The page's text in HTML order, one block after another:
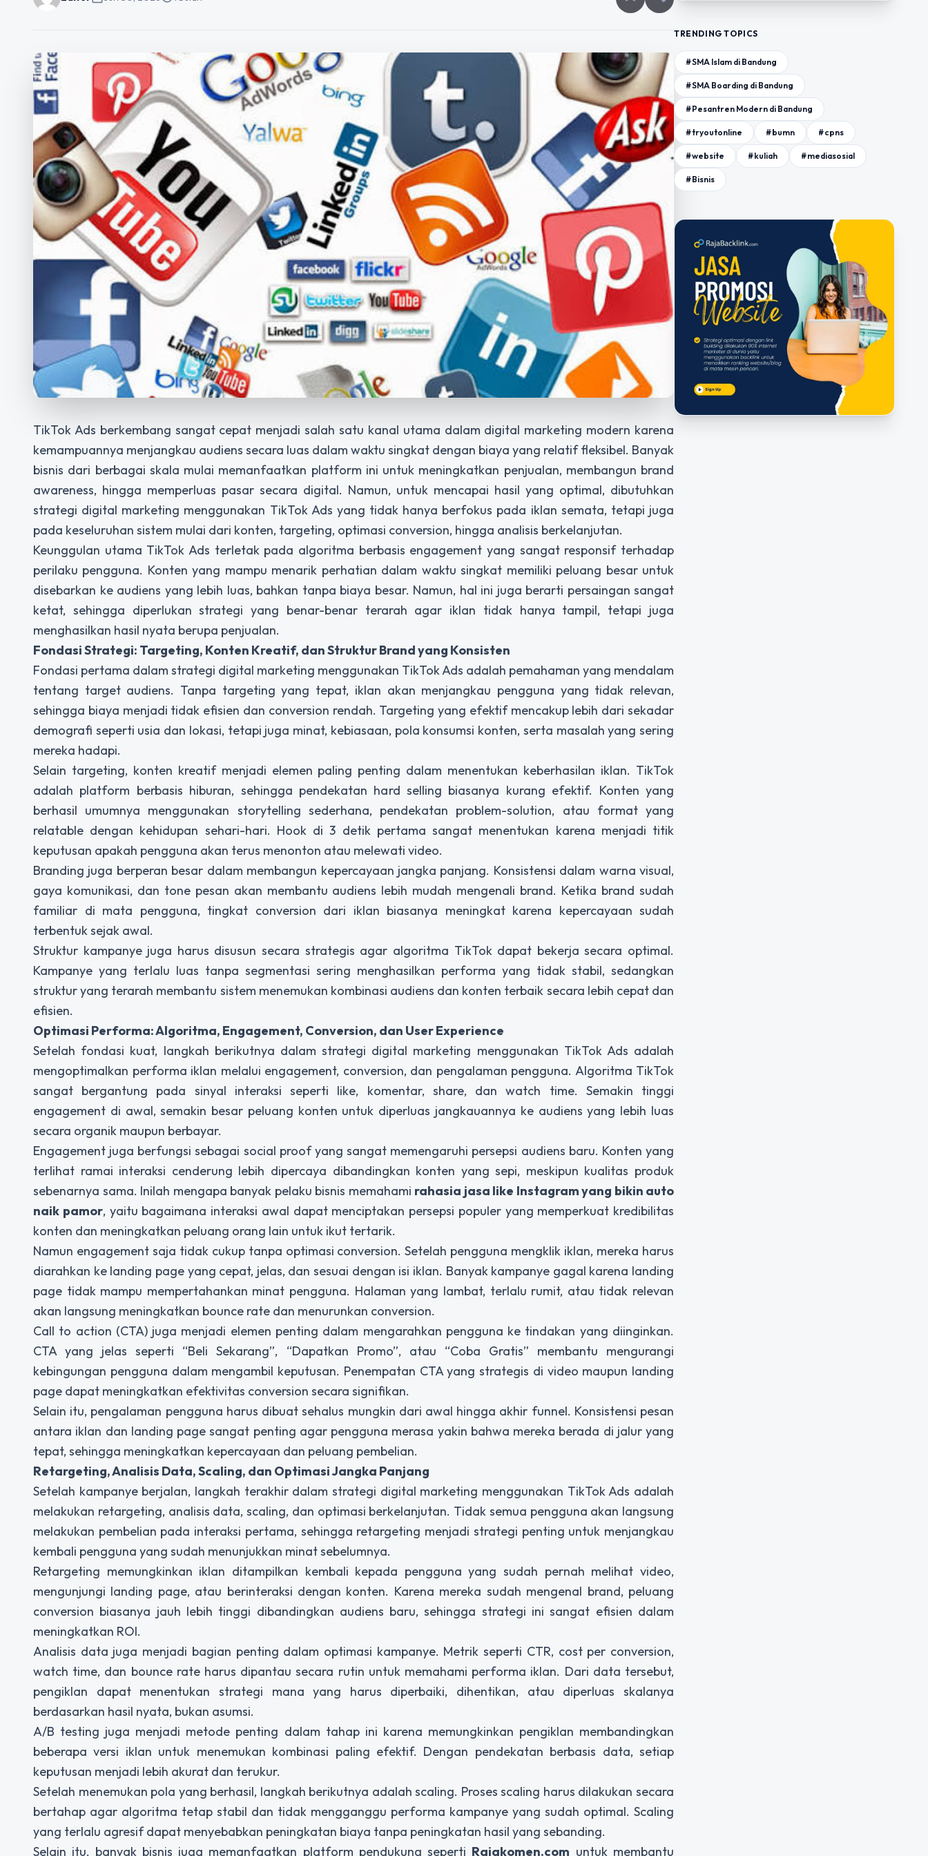
TikTok Ads berkembang sangat cepat menjadi salah satu kanal utama dalam digital marketing modern karena
kemampuannya menjangkau audiens secara luas dalam waktu singkat dengan biaya yang relatif fleksibel. Banyak
bisnis dari berbagai skala mulai memanfaatkan platform ini untuk meningkatkan penjualan, membangun brand
awareness, hingga memperluas pasar secara digital. Namun, untuk mencapai hasil yang optimal, dibutuhkan
strategi digital marketing menggunakan TikTok Ads yang tidak hanya berfokus pada iklan semata, tetapi juga
pada keseluruhan sistem mulai dari konten, targeting, optimasi conversion, hingga analisis berkelanjutan.
Keunggulan utama TikTok Ads terletak pada algoritma berbasis engagement yang sangat responsif terhadap
perilaku pengguna. Konten yang mampu menarik perhatian dalam waktu singkat memiliki peluang besar untuk
disebarkan ke audiens yang lebih luas, bahkan tanpa biaya besar. Namun, hal ini juga berarti persaingan sangat
ketat, sehingga diperlukan strategi yang benar-benar terarah agar iklan tidak hanya tampil, tetapi juga
menghasilkan hasil nyata berupa penjualan.
Fondasi Strategi: Targeting, Konten Kreatif, dan Struktur Brand yang Konsisten
Fondasi pertama dalam strategi digital marketing menggunakan TikTok Ads adalah pemahaman yang mendalam
tentang target audiens. Tanpa targeting yang tepat, iklan akan menjangkau pengguna yang tidak relevan,
sehingga biaya menjadi tidak efisien dan conversion rendah. Targeting yang efektif mencakup lebih dari sekadar
demografi seperti usia dan lokasi, tetapi juga minat, kebiasaan, pola konsumsi konten, serta masalah yang sering
mereka hadapi.
Selain targeting, konten kreatif menjadi elemen paling penting dalam menentukan keberhasilan iklan. TikTok
adalah platform berbasis hiburan, sehingga pendekatan hard selling biasanya kurang efektif. Konten yang
berhasil umumnya menggunakan storytelling sederhana, pendekatan problem-solution, atau format yang
relatable dengan kehidupan sehari-hari. Hook di 3 detik pertama sangat menentukan karena menjadi titik
keputusan apakah pengguna akan terus menonton atau melewati video.
Branding juga berperan besar dalam membangun kepercayaan jangka panjang. Konsistensi dalam warna visual,
gaya komunikasi, dan tone pesan akan membantu audiens lebih mudah mengenali brand. Ketika brand sudah
familiar di mata pengguna, tingkat conversion dari iklan biasanya meningkat karena kepercayaan sudah
terbentuk sejak awal.
Struktur kampanye juga harus disusun secara strategis agar algoritma TikTok dapat bekerja secara optimal.
Kampanye yang terlalu luas tanpa segmentasi sering menghasilkan performa yang tidak stabil, sedangkan
struktur yang terarah membantu sistem menemukan kombinasi audiens dan konten terbaik secara lebih cepat dan
efisien.
Optimasi Performa: Algoritma, Engagement, Conversion, dan User Experience
Setelah fondasi kuat, langkah berikutnya dalam strategi digital marketing menggunakan TikTok Ads adalah
mengoptimalkan performa iklan melalui engagement, conversion, dan pengalaman pengguna. Algoritma TikTok
sangat bergantung pada sinyal interaksi seperti like, komentar, share, dan watch time. Semakin tinggi
engagement di awal, semakin besar peluang konten untuk diperluas jangkauannya ke audiens yang lebih luas
secara organik maupun berbayar.
Engagement juga berfungsi sebagai social proof yang sangat memengaruhi persepsi audiens baru. Konten yang
terlihat ramai interaksi cenderung lebih dipercaya dibandingkan konten yang sepi, meskipun kualitas produk
sebenarnya sama. Inilah mengapa banyak pelaku bisnis memahami rahasia jasa like Instagram yang bikin auto
naik pamor, yaitu bagaimana interaksi awal dapat menciptakan persepsi populer yang memperkuat kredibilitas
konten dan meningkatkan peluang orang lain untuk ikut tertarik.
Namun engagement saja tidak cukup tanpa optimasi conversion. Setelah pengguna mengklik iklan, mereka harus
diarahkan ke landing page yang cepat, jelas, dan sesuai dengan isi iklan. Banyak kampanye gagal karena landing
page tidak mampu mempertahankan minat pengguna. Halaman yang lambat, terlalu rumit, atau tidak relevan
akan langsung meningkatkan bounce rate dan menurunkan conversion.
Call to action (CTA) juga menjadi elemen penting dalam mengarahkan pengguna ke tindakan yang diinginkan.
CTA yang jelas seperti “Beli Sekarang”, “Dapatkan Promo”, atau “Coba Gratis” membantu mengurangi
kebingungan pengguna dalam mengambil keputusan. Penempatan CTA yang strategis di video maupun landing
page dapat meningkatkan efektivitas conversion secara signifikan.
Selain itu, pengalaman pengguna harus dibuat sehalus mungkin dari awal hingga akhir funnel. Konsistensi pesan
antara iklan dan landing page sangat penting agar pengguna merasa yakin bahwa mereka berada di jalur yang
tepat, sehingga meningkatkan kepercayaan dan peluang pembelian.
Retargeting, Analisis Data, Scaling, dan Optimasi Jangka Panjang
Setelah kampanye berjalan, langkah terakhir dalam strategi digital marketing menggunakan TikTok Ads adalah
melakukan retargeting, analisis data, scaling, dan optimasi berkelanjutan. Tidak semua pengguna akan langsung
melakukan pembelian pada interaksi pertama, sehingga retargeting menjadi strategi penting untuk menjangkau
kembali pengguna yang sudah menunjukkan minat sebelumnya.
Retargeting memungkinkan iklan ditampilkan kembali kepada pengguna yang sudah pernah melihat video,
mengunjungi landing page, atau berinteraksi dengan konten. Karena mereka sudah mengenal brand, peluang
conversion biasanya jauh lebih tinggi dibandingkan audiens baru, sehingga strategi ini sangat efisien dalam
meningkatkan ROI.
Analisis data juga menjadi bagian penting dalam optimasi kampanye. Metrik seperti CTR, cost per conversion,
watch time, dan bounce rate harus dipantau secara rutin untuk memahami performa iklan. Dari data tersebut,
pengiklan dapat menentukan strategi mana yang harus diperbaiki, dihentikan, atau diperluas skalanya
berdasarkan hasil nyata, bukan asumsi.
A/B testing juga menjadi metode penting dalam tahap ini karena memungkinkan pengiklan membandingkan
beberapa versi iklan untuk menemukan kombinasi paling efektif. Dengan pendekatan berbasis data, setiap
keputusan menjadi lebih akurat dan terukur.
Setelah menemukan pola yang berhasil, langkah berikutnya adalah scaling. Proses scaling harus dilakukan secara
bertahap agar algoritma tetap stabil dan tidak mengganggu performa kampanye yang sudah optimal. Scaling
yang terlalu agresif dapat menyebabkan peningkatan biaya tanpa peningkatan hasil yang sebanding.
Selain itu, banyak bisnis juga memanfaatkan platform pendukung seperti Rajakomen.com untuk membantu
TRENDING TOPICS
#SMA Islam di Bandung
#SMA Boarding di Bandung
#Pesantren Modern di Bandung
#tryoutonline #bumn #cpns
#website #kuliah #mediasosial
#Bisnis